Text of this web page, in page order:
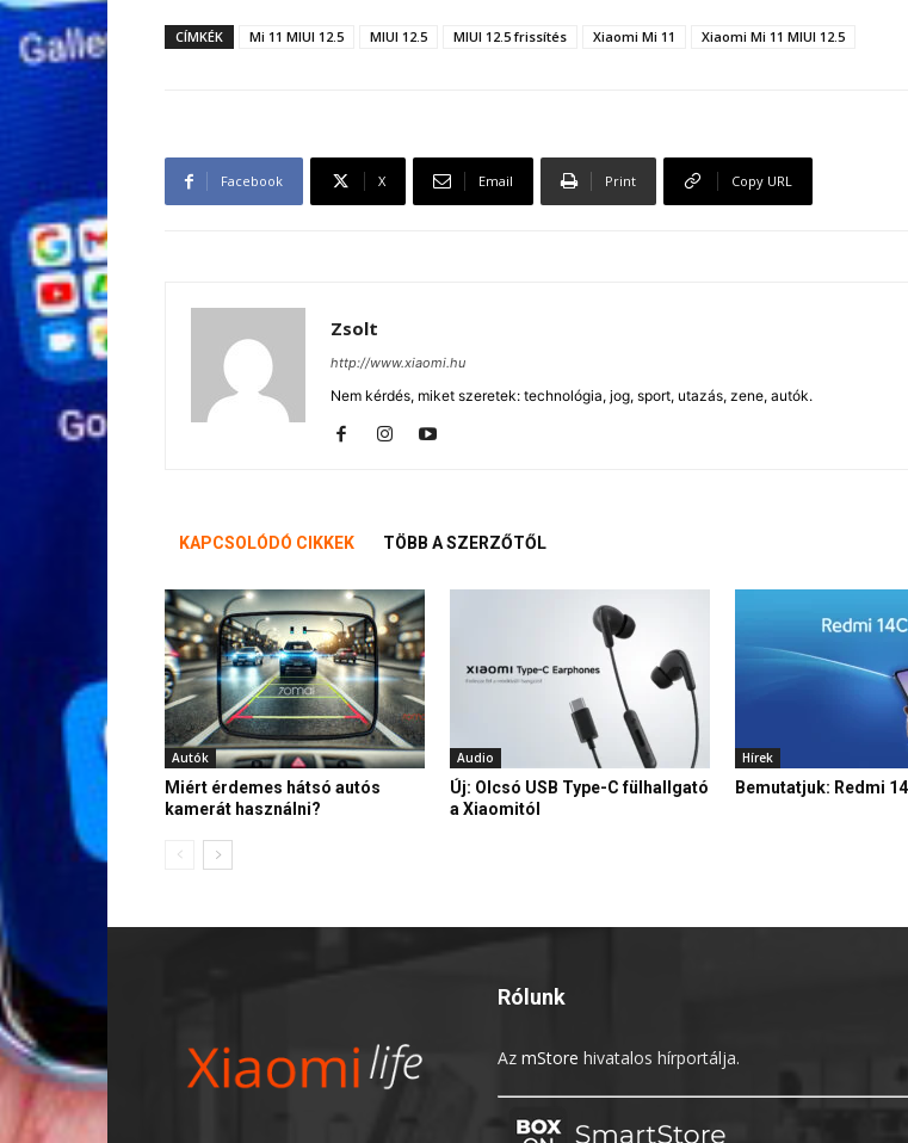
CÍMKÉK Mi 11 MIUI 12.5 MIUI 12.5 MIUI 12.5 frissítés Xiaomi Mi 11 Xiaomi Mi 11 MIUI 12.5
Facebook X Email Print Copy URL
Zsolt
http://www.xiaomi.hu
Nem kérdés, miket szeretek: technológia, jog, sport, utazás, zene, autók.
KAPCSOLÓDÓ CIKKEK TÖBB A SZERZŐTŐL
Autók
Miért érdemes hátsó autós
kamerát használni?
Audio
Új: Olcsó USB Type-C fülhallgató
a Xiaomitól
Hírek
Bemutatjuk: Redmi
Rólunk
Az mStore hivatalos hírportálja.